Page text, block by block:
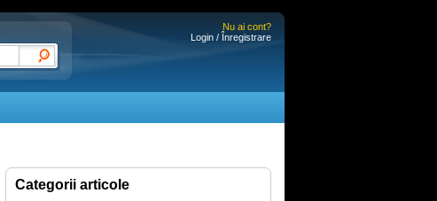
Nu ai cont?
Login / Înregistrare
Categorii articole